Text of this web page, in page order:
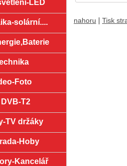
nahoru Tisk
LED
solární....
Foto
T2
TV držáky
Hoby
Kancelář